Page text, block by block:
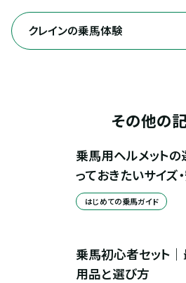
クレインの乗馬体験
その他の
乗馬用ヘルメット
っておきたいサイズ
はじめての乗馬ガイド
乗馬初心者セット
用品と選び方